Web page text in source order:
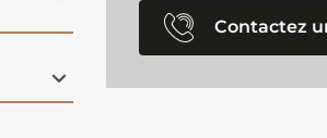
Contactez